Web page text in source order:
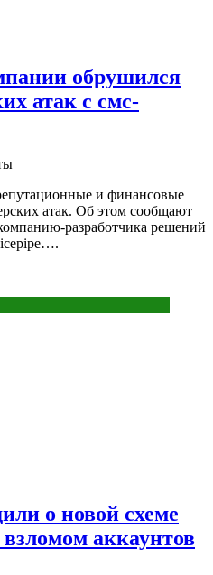
обрушился
атак с смс-
и финансовые
атак. Об этом сообщают
разработчика решений
о новой схеме
аккаунтов